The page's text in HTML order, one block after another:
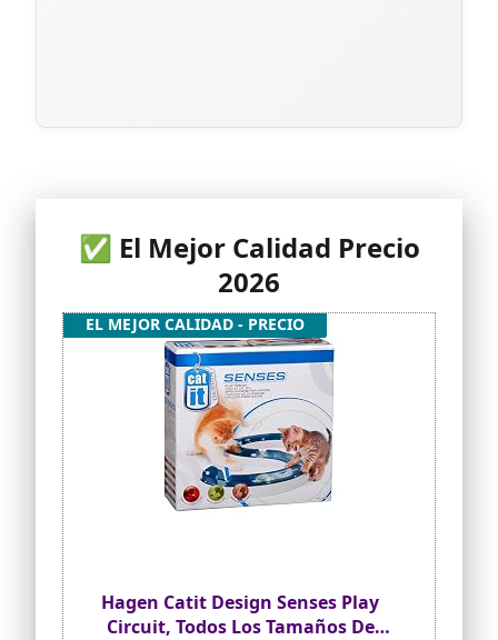
✅ El Mejor Calidad Precio
2026
Hagen Catit Design Senses Play
Circuit, Todos Los Tamaños De
EL MEJOR CALIDAD - PRECIO